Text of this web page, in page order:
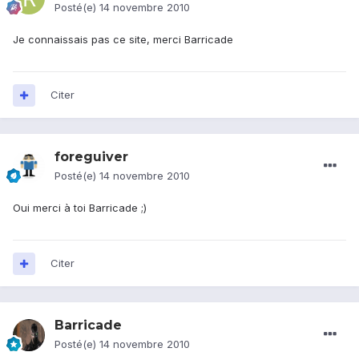
Posté(e) 14 novembre 2010
Je connaissais pas ce site, merci Barricade
Citer
foreguiver
Posté(e) 14 novembre 2010
Oui merci à toi Barricade ;)
Citer
Barricade
Posté(e) 14 novembre 2010